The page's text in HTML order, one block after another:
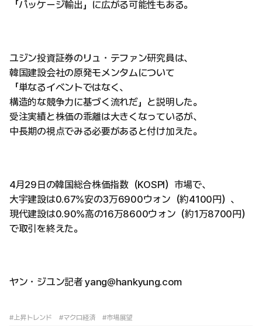
「パッケージ輸出」に広がる可能性もある。
ユジン投資証券のリュ・テファン研究員は、
韓国建設会社の原発モメンタムについて
「単なるイベントではなく、
構造的な競争力に基づく流れだ」と説明した。
受注実績と株価の乖離は大きくなっているが、
中長期の視点でみる必要があると付け加えた。
4月29日の韓国総合株価指数（KOSPI）市場で、
大宇建設は0.67%安の3万6900ウォン（約4100円）、
現代建設は0.90%高の16万8600ウォン（約1万8700円）
で取引を終えた。
ヤン・ジユン記者 yang@hankyung.com
#上昇トレンド #マクロ経済 #市場展望